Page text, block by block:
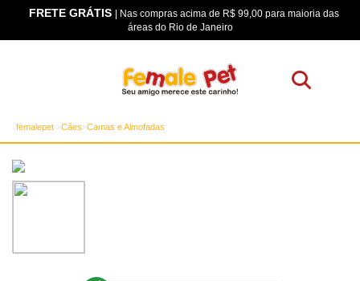
FRETE GRÁTIS | Nas compras acima de R$ 99,00 para maioria das
áreas do Rio de Janeiro
femalepet Cães Camas e Almofadas